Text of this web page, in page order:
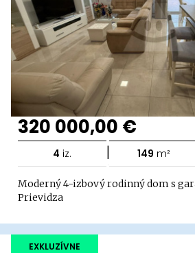
320 000,00 €
4 iz. | 149 m²
Moderný 4-izbový rodinný dom s
Prievidza
EXKLUZÍVNE